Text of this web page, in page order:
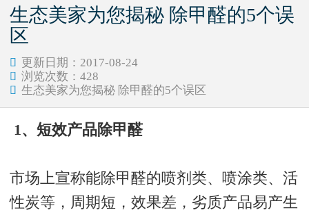
生态美家为您揭秘 除甲醛的5个误
区
 更新日期：2017-08-24
 浏览次数： 428
 生态美家为您揭秘 除甲醛的5个误区
1、短效产品除甲醛
市场上宣称能除甲醛的喷剂类、喷涂类、活
性炭等，周期短，效果差，劣质产品易产生